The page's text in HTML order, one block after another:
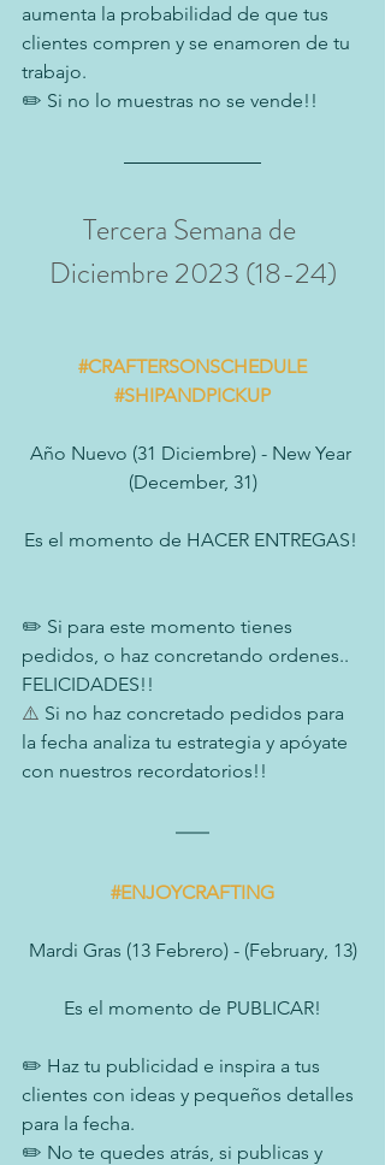
aumenta la probabilidad de que tus
clientes compren y se enamoren de tu
trabajo.
✏️ Si no lo muestras no se vende!!
Tercera Semana de
Diciembre 2023 (18-24)
#CRAFTERSONSCHEDULE
#SHIPANDPICKUP
Año Nuevo (31 Diciembre) - New Year
(December, 31)
Es el momento de HACER ENTREGAS!
✏️ Si para este momento tienes
pedidos, o haz concretando ordenes..
FELICIDADES!!
⚠️ Si no haz concretado pedidos para
la fecha analiza tu estrategia y apóyate
con nuestros recordatorios!!
#ENJOYCRAFTING
Mardi Gras (13 Febrero) - (February, 13)
Es el momento de PUBLICAR!
✏️ Haz tu publicidad e inspira a tus
clientes con ideas y pequeños detalles
para la fecha.
✏️ No te quedes atrás, si publicas y